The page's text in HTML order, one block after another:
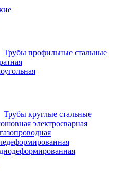
Трубы профильные стальные
Трубы круглые стальные
электросварная